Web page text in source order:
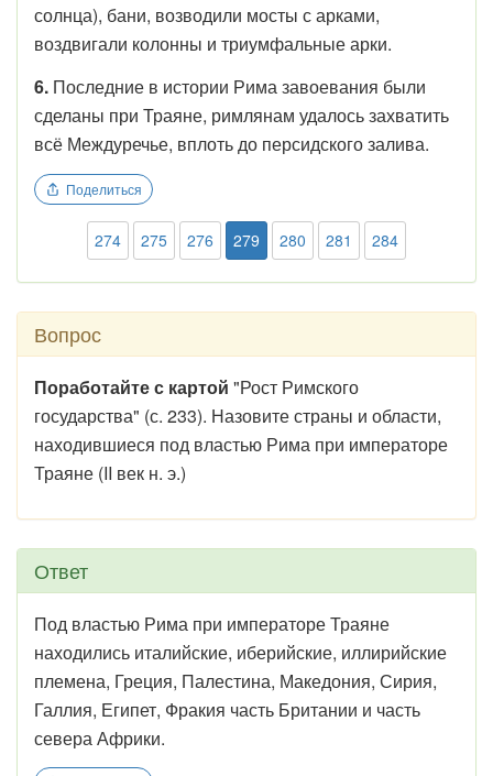
солнца), бани, возводили мосты с арками,
воздвигали колонны и триумфальные арки.
6. Последние в истории Рима завоевания были
сделаны при Траяне, римлянам удалось захватить
всё Междуречье, вплоть до персидского залива.
Поделиться
274 275 276 279 280 281 284
Вопрос
Поработайте с картой "Рост Римского
государства" (с. 233). Назовите страны и области,
находившиеся под властью Рима при императоре
Траяне (II век н. э.)
Ответ
Под властью Рима при императоре Траяне
находились италийские, иберийские, иллирийские
племена, Греция, Палестина, Македония, Сирия,
Галлия, Египет, Фракия часть Британии и часть
севера Африки.